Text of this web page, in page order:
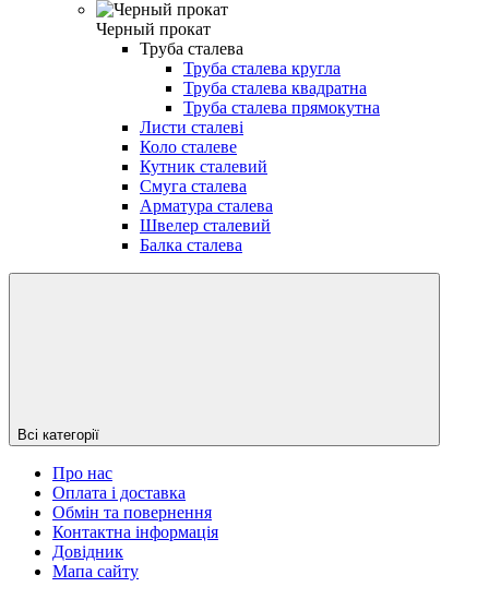
Черный прокат
Труба сталева
Труба сталева кругла
Труба сталева квадратна
Труба сталева прямокутна
Листи сталеві
Коло сталеве
Кутник сталевий
Смуга сталева
Арматура сталева
Швелер сталевий
Балка сталева
Всі категорії
Про нас
Оплата і доставка
Обмін та повернення
Контактна інформація
Довідник
Мапа сайту